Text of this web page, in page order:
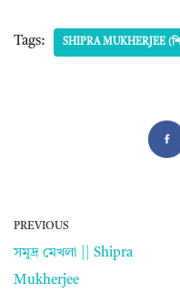
Tags: SHIPRA MUKHERJEE
PREVIOUS
সমুদ্র মেখলা || Shipra
Mukherjee